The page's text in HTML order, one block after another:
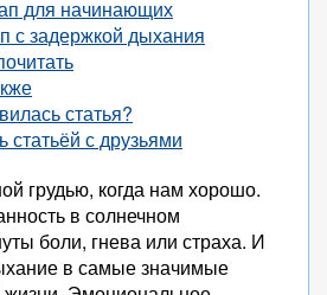
для начинающих
с задержкой дыхания
статья?
статьёй с друзьями
грудью, когда нам хорошо.
в солнечном
боли, гнева или страха. И
в самые значимые